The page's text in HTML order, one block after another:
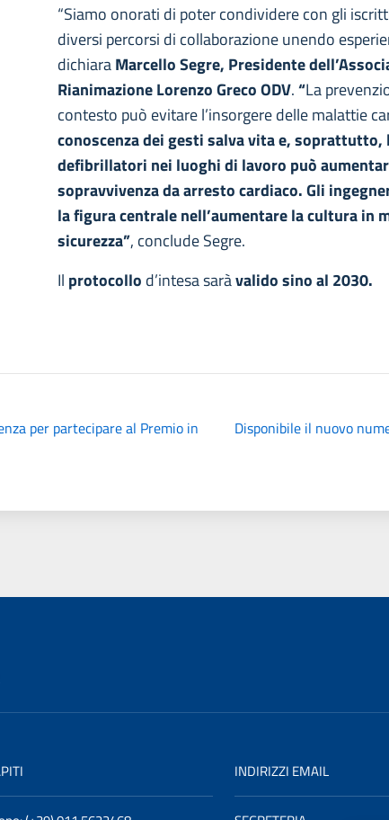
“Siamo onorati di poter condividere con gli
diversi percorsi di collaborazione unendo
dichiaraMarcello Segre, Presidente
Rianimazione Lorenzo Greco ODV.“La
contesto può evitare l’insorgere delle malattie
conoscenza dei gesti salva vita e, soprattutto,
defibrillatori nei luoghi di lavoro può
sopravvivenza da arresto cardiaco. Gli
la figura centrale nell’aumentare la cultura in
sicurezza”, conclude Segre.
Il protocollo d’intesa saràvalido sino al 2030.
per partecipare al Premio in
Disponibile il nuovo
INDIRIZZI EMAIL